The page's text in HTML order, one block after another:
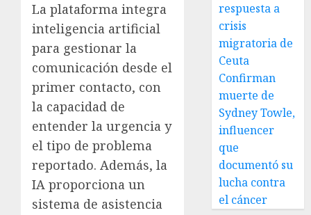
La plataforma integra
inteligencia artificial
para gestionar la
comunicación desde el
primer contacto, con
la capacidad de
entender la urgencia y
el tipo de problema
reportado. Además, la
IA proporciona un
sistema de asistencia
respuesta a
crisis
migratoria de
Ceuta
Confirman
muerte de
Sydney Towle,
influencer
que
documentó su
lucha contra
el cáncer